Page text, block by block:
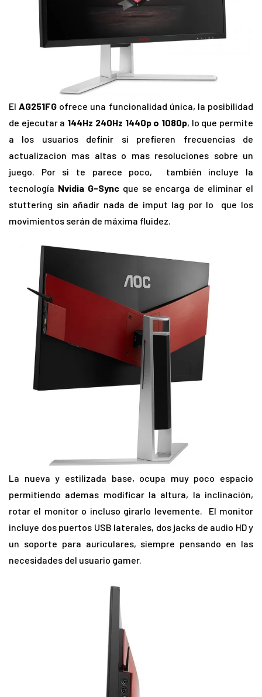
ElAG251FG ofrece una funcionalidad única, la posibilidad
de ejecutar a 144Hz 240Hz 1440p o 1080p, lo que permite
a los usuarios definir si prefieren frecuencias de
actualizacion mas altas o mas resoluciones sobre un
juego. Por si te parece poco, también incluye la
tecnología Nvidia G-Syncque se encarga de eliminar el
stuttering sin añadir nada de imput lag por lo que los
movimientos serán de máxima fluidez.
La nueva y estilizada base, ocupa muy poco espacio
permitiendo ademas modificar la altura, la inclinación,
rotar el monitor o incluso girarlo levemente. El monitor
incluye dos puertos USB laterales, dos jacks de audio HD y
un soporte para auriculares, siempre pensando en las
necesidades del usuario gamer.